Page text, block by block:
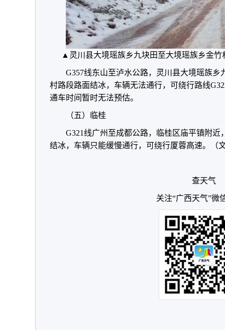
▲灵川县大境瑶族乡九块田至大境瑶族乡金
G357线东山至泸水公路，灵川县大境瑶族
村路段路面结冰，车辆无法通行，可绕行路线
通车时间暂时无法预估。
（五）临桂
G321线广州至成都公路，临桂区庙平镇附
结冰，车辆只能缓慢通行，可绕行厦蓉高速。（
查天气
关注“广西天气”微